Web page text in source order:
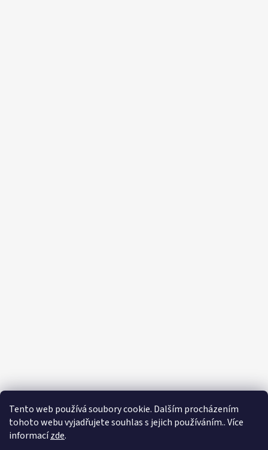
Tento web používá soubory cookie. Dalším procházením
tohoto webu vyjadřujete souhlas s jejich používáním.. Více
informacízde.